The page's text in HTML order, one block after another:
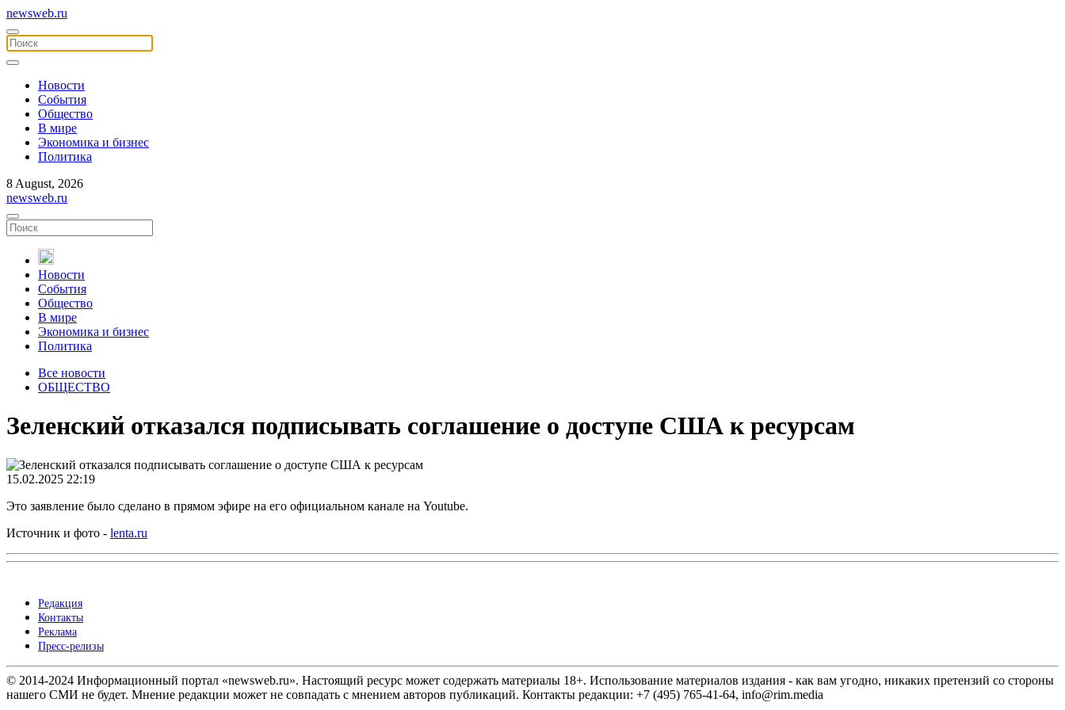
newsweb.ru
Новости
События
Общество
В мире
Экономика и бизнес
Политика
8 August, 2026
newsweb.ru
Новости
События
Общество
В мире
Экономика и бизнес
Политика
Все новости
ОБЩЕСТВО
Зеленский отказался подписывать соглашение о доступе США к ресурсам
15.02.2025 22:19
Это заявление было сделано в прямом эфире на его официальном канале на Youtube.
Источник и фото - lenta.ru
Редакция
Контакты
Реклама
Пресс-релизы
© 2014-2024 Информационный портал «newsweb.ru». Настоящий ресурс может содержать материалы 18+. Использование материалов издания - как вам угодно, никаких претензий со стороны
нашего СМИ не будет. Мнение редакции может не совпадать с мнением авторов публикаций. Контакты редакции: +7 (495) 765-41-64, info@rim.media